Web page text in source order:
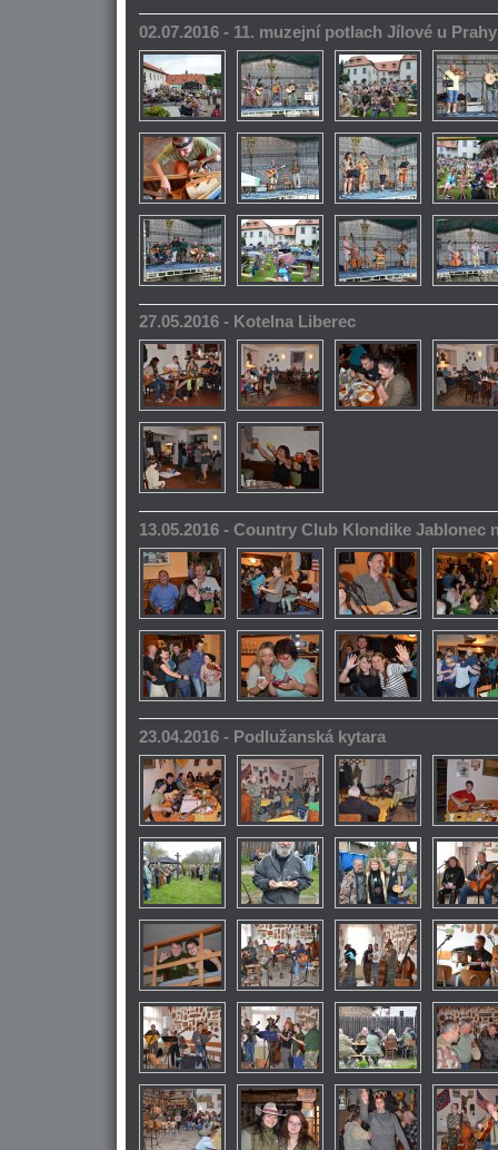
02.07.2016 - 11. muzejní potlach Jílové u Prahy
27.05.2016 - Kotelna Liberec
13.05.2016 - Country Club Klondike Jablonec
23.04.2016 - Podlužanská kytara